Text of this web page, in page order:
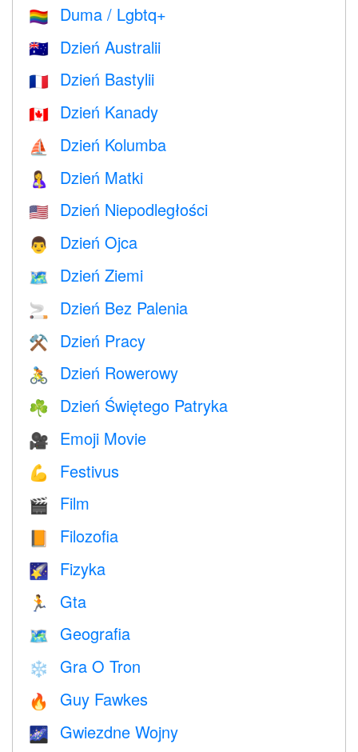
🏳️‍🌈 Duma / Lgbtq+
🇦🇺 Dzień Australii
🇫🇷 Dzień Bastylii
🇨🇦 Dzień Kanady
⛵️ Dzień Kolumba
🤱 Dzień Matki
🇺🇸 Dzień Niepodległości
👨 Dzień Ojca
🗺️ Dzień Ziemi
🚬 Dzień Bez Palenia
⚒️ Dzień Pracy
🚴 Dzień Rowerowy
☘️ Dzień Świętego Patryka
🎥 Emoji Movie
💪 Festivus
🎬 Film
📙 Filozofia
🌠 Fizyka
🏃 Gta
🗺 Geografia
❄️ Gra O Tron
🔥 Guy Fawkes
🌌 Gwiezdne Wojny